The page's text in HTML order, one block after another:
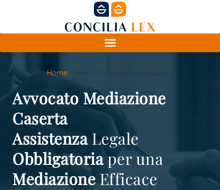
Home» Avvocato Mediazione Caserta
Avvocato Mediazione
Caserta
AssistenzaLegale
Obbligatoriaper una
MediazioneEfficace